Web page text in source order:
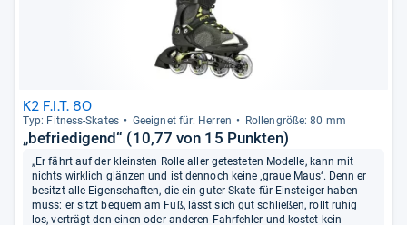
K2 F.I.T. 80
Typ: Fit­ness-​Ska­tes Geeig­net für: Her­ren Rol­len­größe: 80 mm
„befriedigend“ (10,77 von 15 Punkten)
„Er fährt auf der kleinsten Rolle aller getesteten Modelle, kann mit
nichts wirklich glänzen und ist dennoch keine ‚graue Maus‘. Denn er
besitzt alle Eigenschaften, die ein guter Skate für Einsteiger haben
muss: er sitzt bequem am Fuß, lässt sich gut schließen, rollt ruhig
los, verträgt den einen oder anderen Fahrfehler und kostet kein